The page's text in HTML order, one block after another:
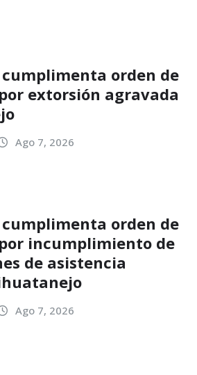
cumplimenta orden de
extorsión agravada
Ago 7, 2026
cumplimenta orden de
incumplimiento de
de asistencia
Ago 7, 2026